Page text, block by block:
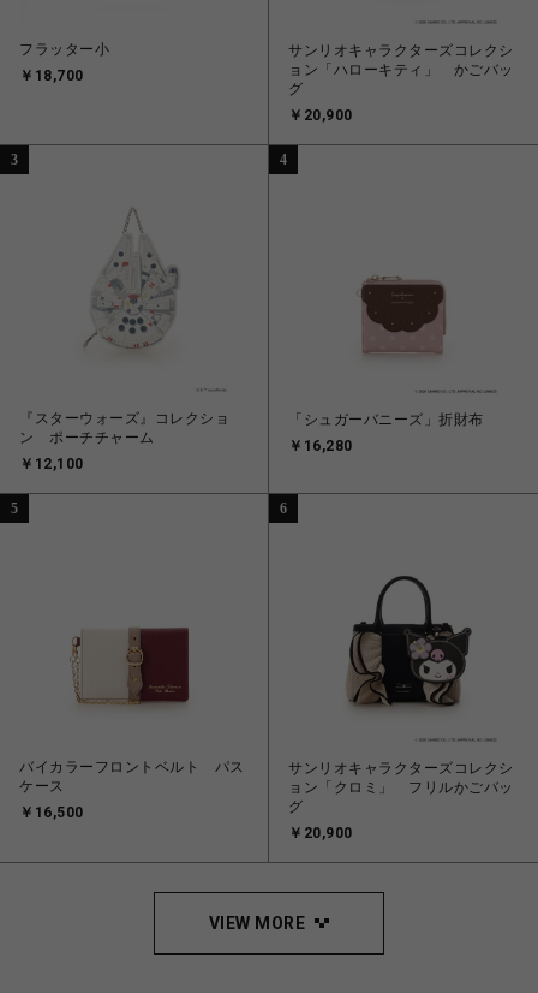
フラッター小
￥18,700
サンリオキャラクターズコレクシ
ョン「ハローキティ」 かごバッ
グ
￥20,900
3
『スターウォーズ』コレクショ
ン ポーチチャーム
￥12,100
4
「シュガーバニーズ」折財布
￥16,280
5
バイカラーフロントベルト パス
ケース
￥16,500
6
サンリオキャラクターズコレクシ
ョン「クロミ」 フリルかごバッ
グ
￥20,900
VIEW MORE